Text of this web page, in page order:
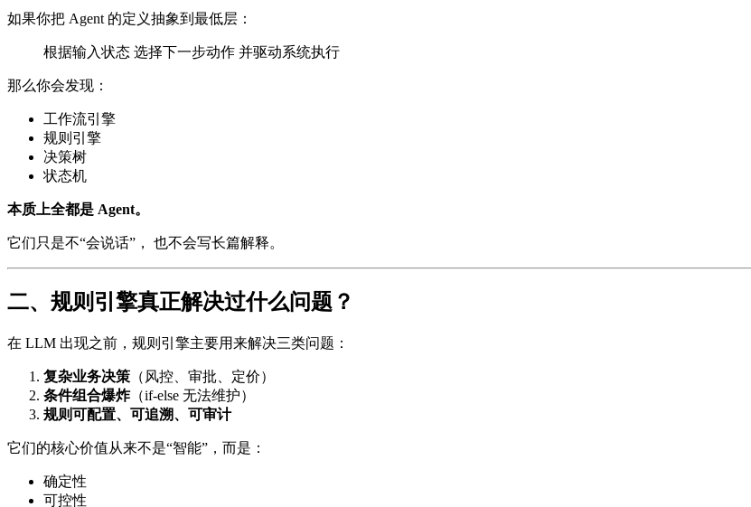
如果你把 Agent 的定义抽象到最低层：
根据输入状态 选择下一步动作 并驱动系统执行
那么你会发现：
工作流引擎
规则引擎
决策树
状态机
本质上全都是 Agent。
它们只是不“会说话”， 也不会写长篇解释。
二、规则引擎真正解决过什么问题？
在 LLM 出现之前，规则引擎主要用来解决三类问题：
复杂业务决策 （风控、审批、定价）
条件组合爆炸（if-else 无法维护）
规则可配置、可追溯、可审计
它们的核心价值从来不是“智能”，而是：
确定性
可控性